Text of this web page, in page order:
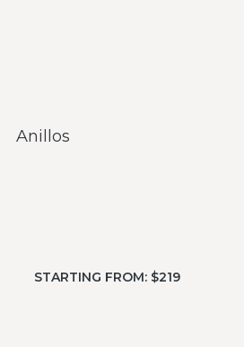
Anillos
STARTING FROM: $219